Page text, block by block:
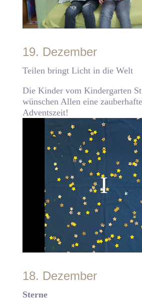
19. Dezember
Teilen bringt Licht in die Welt
Die Kinder vom Kindergarten
wünschen Allen eine
Adventszeit!
18. Dezember
Sterne